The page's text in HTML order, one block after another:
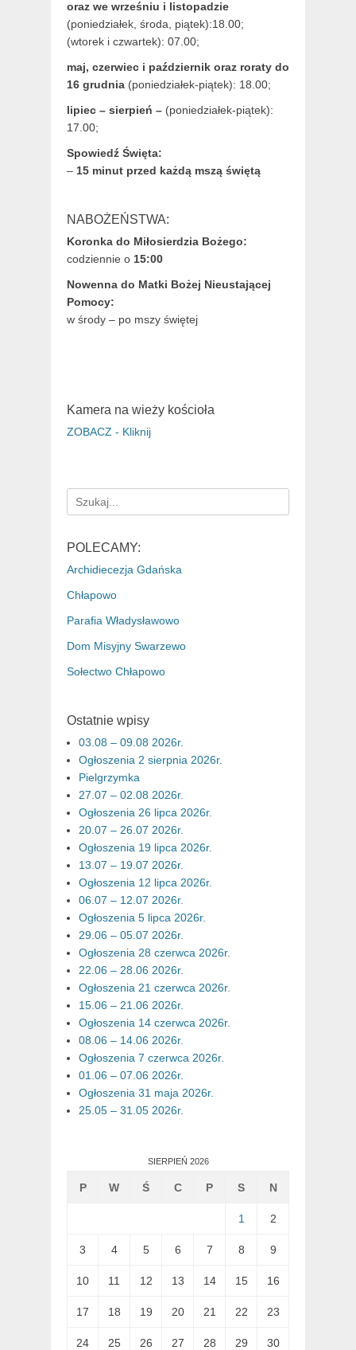
oraz we wrześniu i listopadzie
(poniedziałek, środa, piątek):18.00;
(wtorek i czwartek): 07.00;
maj, czerwiec i październik oraz roraty do
16 grudnia (poniedziałek-piątek): 18.00;
lipiec – sierpień – (poniedziałek-piątek):
17.00;
Spowiedź Święta:
– 15 minut przed każdą mszą świętą
NABOŻEŃSTWA:
Koronka do Miłosierdzia Bożego:
codziennie o 15:00
Nowenna do Matki Bożej Nieustającej
Pomocy:
w środy – po mszy świętej
Kamera na wieży kościoła
ZOBACZ - Kliknij
Search
for:
POLECAMY:
Archidiecezja Gdańska
Chłapowo
Parafia Władysławowo
Dom Misyjny Swarzewo
Sołectwo Chłapowo
Ostatnie wpisy
03.08 – 09.08 2026r.
Ogłoszenia 2 sierpnia 2026r.
Pielgrzymka
27.07 – 02.08 2026r.
Ogłoszenia 26 lipca 2026r.
20.07 – 26.07 2026r.
Ogłoszenia 19 lipca 2026r.
13.07 – 19.07 2026r.
Ogłoszenia 12 lipca 2026r.
06.07 – 12.07 2026r.
Ogłoszenia 5 lipca 2026r.
29.06 – 05.07 2026r.
Ogłoszenia 28 czerwca 2026r.
22.06 – 28.06 2026r.
Ogłoszenia 21 czerwca 2026r.
15.06 – 21.06 2026r.
Ogłoszenia 14 czerwca 2026r.
08.06 – 14.06 2026r.
Ogłoszenia 7 czerwca 2026r.
01.06 – 07.06 2026r.
Ogłoszenia 31 maja 2026r.
25.05 – 31.05 2026r.
SIERPIEŃ 2026
P W Ś C P S N
1 2
3 4 5 6 7 8 9
10 11 12 13 14 15 16
17 18 19 20 21 22 23
24 25 26 27 28 29 30